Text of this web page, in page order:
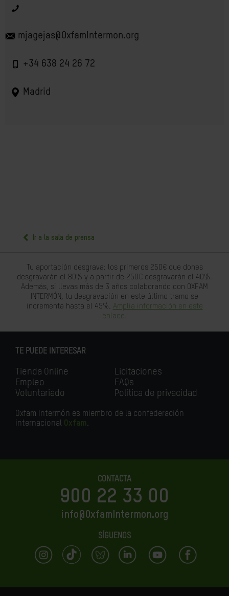
mjagejas@OxfamIntermon.org
+34 638 24 26 72
Madrid
Ir a la sala de prensa
Tu aportación desgrava: los primeros 250€ que dones
desgravarán el 80% y a partir de 250€ desgravarán el 40%.
Además, si llevas más de 3 años colaborando con OXFAM
INTERMÓN, tu desgravación en este último tramo se
incrementa hasta el 45%. Amplia información en este
enlace.
TE PUEDE INTERESAR
Tienda Online
Empleo
Voluntariado
Licitaciones
FAQs
Política de privacidad
Oxfam Intermón es miembro de la confederación
internacional Oxfam.
CONTACTA
900 22 33 00
info@OxfamIntermon.org
SÍGUENOS